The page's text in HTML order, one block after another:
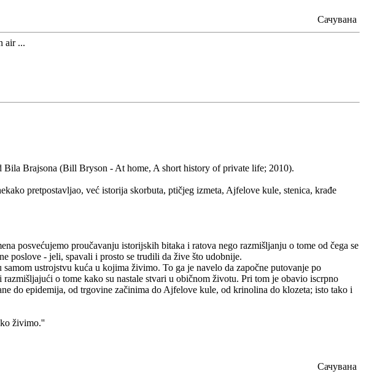
Сачувана
air ...
Brajsona (Bill Bryson - At home, A short history of private life; 2010).
pretpostavljao, već istorija skorbuta, ptičjeg izmeta, Ajfelove kule, stenica, krađe
posvećujemo proučavanju istorijskih bitaka i ratova nego razmišljanju o tome od čega se
poslove - jeli, spavali i prosto se trudili da žive što udobnije.
ustrojstvu kuća u kojima živimo. To ga je navelo da započne putovanje po
o tome kako su nastale stvari u običnom životu. Pri tom je obavio iscrpno
do epidemija, od trgovine začinima do Ajfelove kule, od krinolina do klozeta; isto tako i
živimo.''
Сачувана